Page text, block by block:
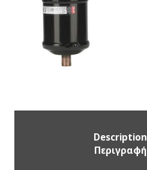
Description
Περιγραφή